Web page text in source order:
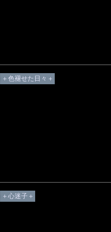
＋色褪せた日々＋
＋心迷子＋